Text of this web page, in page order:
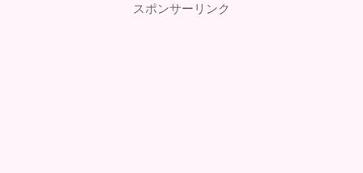
スポンサーリンク